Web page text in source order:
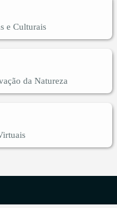
e Culturais
da Natureza